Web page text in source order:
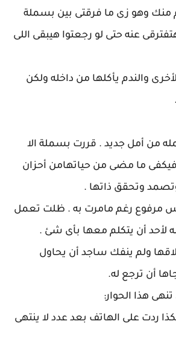
منك وهو زى ما فرقتى بين بسملة
عنه حتى لو رجعتوا هيبقى اللى
والندم يأكلها من داخله ولكن
من أمل جديد . قررت بسملة الا
ما مضى من حياتهامن أحزان
وتحقق ذاتها .
مرفوع رغم مامرت به . ظلت تعمل
لأحد أن يتكلم معها بأى شئ .
ولم ينفك ساجد أن يحاول
أن ترجع له.
هذا الحوار:
ردت على الهاتف بعد عدد لا ينتهى